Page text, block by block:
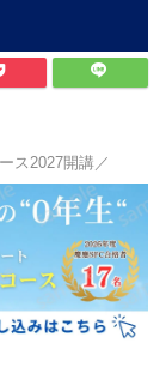
ス2027開講／